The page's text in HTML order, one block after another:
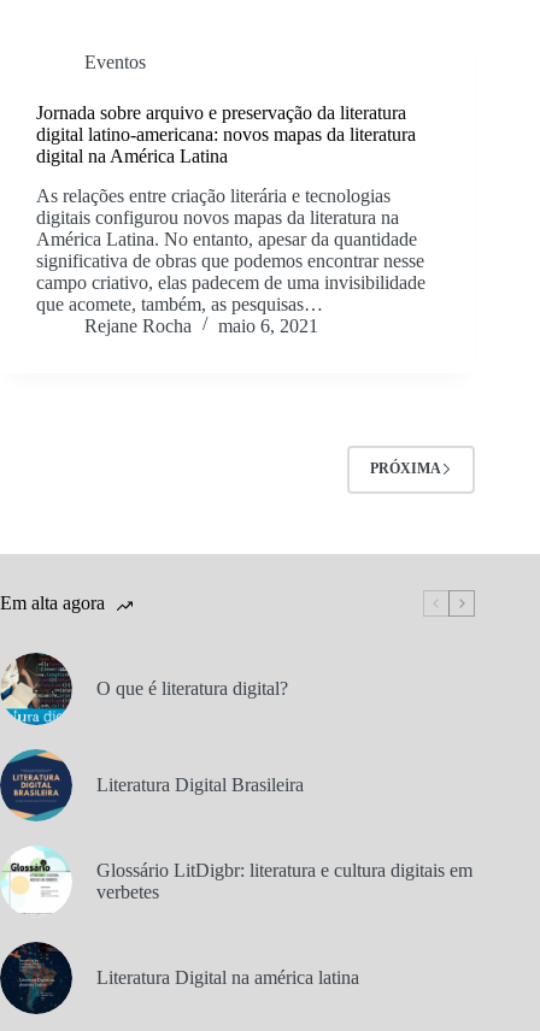
Eventos
Jornada sobre arquivo e preservação da literatura
digital latino-americana: novos mapas da literatura
digital na América Latina
As relações entre criação literária e tecnologias
digitais configurou novos mapas da literatura na
América Latina. No entanto, apesar da quantidade
significativa de obras que podemos encontrar nesse
campo criativo, elas padecem de uma invisibilidade
que acomete, também, as pesquisas…
Rejane Rocha
maio 6, 2021
PRÓXIMA
Em alta agora
O que é literatura digital?
Literatura Digital Brasileira
Glossário LitDigbr: literatura e cultura digitais em
verbetes
Literatura Digital na américa latina